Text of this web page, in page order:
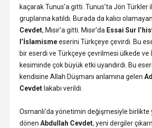
kaçarak Tunus’a gitti. Tunus’ta Jön Türkler
gruplarına katıldı. Burada da kalıcı olamayan
Cevdet, Mısır’a gitti. Mısır’da Essai Sur
l’İslamismeeserini Türkçeye çevirdi. Bu
bir eserdi ve Türkçeye çevrilmesi ülkede ve
kesiminde çok büyük etki uyandırdı. Bu
kendisine Allah Düşmanı anlamına gelen
Cevdet lakabı verildi.
Osmanlı’da yönetimin değişmesiyle birlikte
dönen Abdullah Cevdet, yeni dergiler